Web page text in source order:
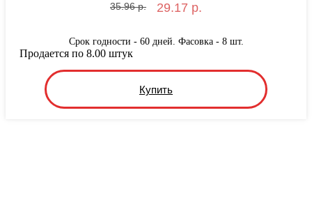
35.96 р. 29.17 р.
Срок годности - 60 дней. Фасовка - 8 шт.
Купить
Продается по 8.00 штук